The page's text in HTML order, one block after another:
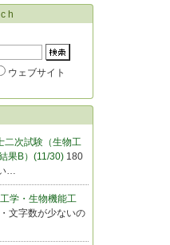
ウェブサイト
二次試験（生物工
果B）(11/30) 180
…
学・生物機能工
・文字数が少ないの